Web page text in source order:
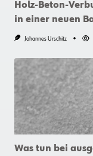
Holz-Beton-
in einer neuen
Johannes Urschitz
Was tun bei